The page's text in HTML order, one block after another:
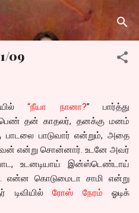
content
09
“நீயா நானா?” பார்த்து
தன் காதலர், தனக்கு மனம்
பாடலை பாடுவார் என்றும், அதை
என்று சொன்னார். உடனே அவர்
பாட, உடனடியாய் இன்ஸ்டெண்டாய்
என்ன கொடுமைடா சாமி என்று
டிவியில் ரோஸ் நேரம் ஓடிக்